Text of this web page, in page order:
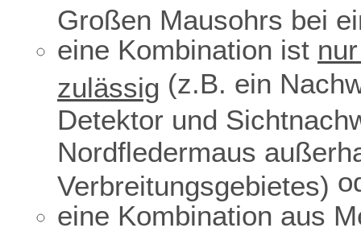
Großen Mausohrs bei
eine Kombination ist
zulässig (z.B. ein
Detektor und
Nordfledermaus
Verbreitungsgebietes)
eine Kombination aus